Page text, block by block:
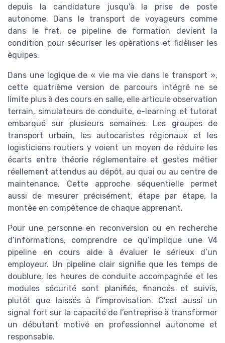
depuis la candidature jusqu’à la prise de poste
autonome. Dans le transport de voyageurs comme
dans le fret, ce pipeline de formation devient la
condition pour sécuriser les opérations et fidéliser les
équipes.
Dans une logique de « vie ma vie dans le transport »,
cette quatrième version de parcours intégré ne se
limite plus à des cours en salle, elle articule observation
terrain, simulateurs de conduite, e-learning et tutorat
embarqué sur plusieurs semaines. Les groupes de
transport urbain, les autocaristes régionaux et les
logisticiens routiers y voient un moyen de réduire les
écarts entre théorie réglementaire et gestes métier
réellement attendus au dépôt, au quai ou au centre de
maintenance. Cette approche séquentielle permet
aussi de mesurer précisément, étape par étape, la
montée en compétence de chaque apprenant.
Pour une personne en reconversion ou en recherche
d’informations, comprendre ce qu’implique une V4
pipeline en cours aide à évaluer le sérieux d’un
employeur. Un pipeline clair signifie que les temps de
doublure, les heures de conduite accompagnée et les
modules sécurité sont planifiés, financés et suivis,
plutôt que laissés à l’improvisation. C’est aussi un
signal fort sur la capacité de l’entreprise à transformer
un débutant motivé en professionnel autonome et
responsable.